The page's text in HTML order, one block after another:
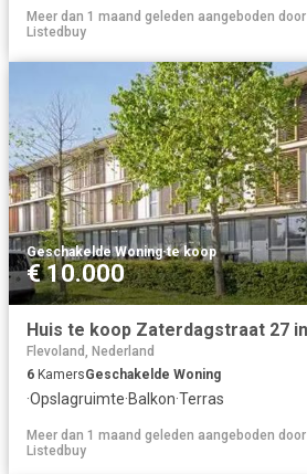
Meer dan 1 maand geleden aangeboden door
Listedbuy
Geschakelde Woning·te koop
€ 10.000
Flevoland, Nederland
6 KamersGeschakelde Woning
·Opslagruimte·Balkon·Terras
Meer dan 1 maand geleden aangeboden door
Listedbuy